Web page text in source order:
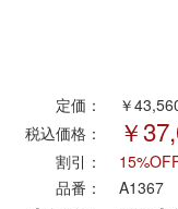
MODEMO(モデモ)
さんけい
定価：
￥
税込価格：
￥
割引：
品番：
A1367